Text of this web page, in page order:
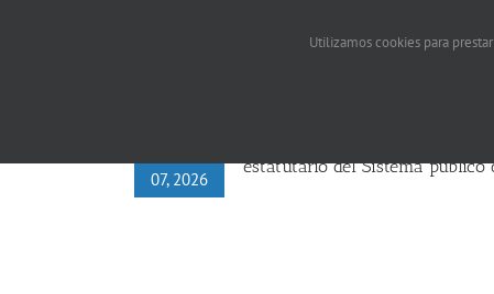
Anuncio en relación con la
07, 2026
estatutario del Sistema público
Utilizamos cookies para